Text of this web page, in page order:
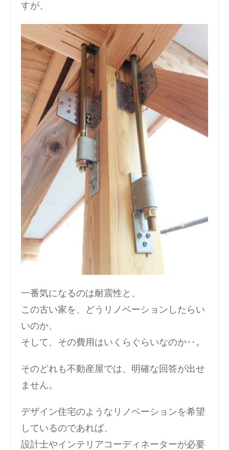
すが、
一番気になるのは耐震性と、
この古い家を、どうリノベーションしたらい
いのか、
そして、その費用はいくらぐらいなのか‥。
そのどれも不動産屋では、明確な回答が出せ
ません。
デザイン住宅のようなリノベーションを希望
しているのであれば、
設計士やインテリアコーディネーターが必要